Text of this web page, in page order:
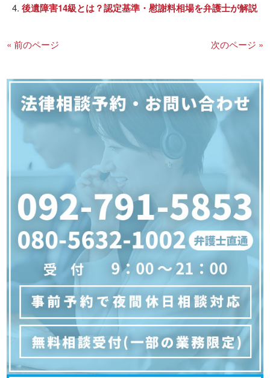
後遺障害14級とは？認定基準・慰謝料相場を弁護士が解説
« 前のページ 次のページ »